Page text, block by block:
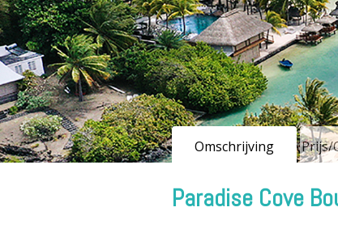
Omschrijving Prijs/
Paradise Cove